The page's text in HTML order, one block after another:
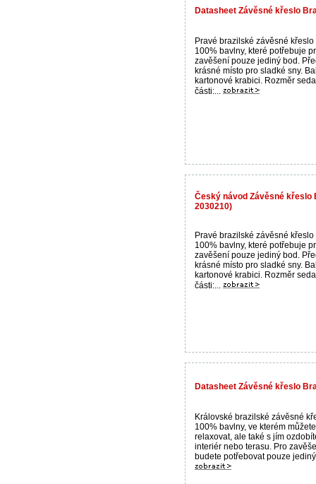
Datasheet Závěsné křeslo
Pravé brazilské závěsné křeslo
100% bavlny, které potřebuje
zavěšení pouze jediný bod.
krásné místo pro sladké sny.
kartonové krabici. Rozměr
části:...
Český návod Závěsné křeslo
2030210)
Pravé brazilské závěsné křeslo
100% bavlny, které potřebuje
zavěšení pouze jediný bod.
krásné místo pro sladké sny.
kartonové krabici. Rozměr
části:...
Datasheet Závěsné křeslo
Královské brazilské závěsné
100% bavlny, ve kterém
relaxovat, ale také s jím
interiér nebo terasu. Pro
budete potřebovat pouze